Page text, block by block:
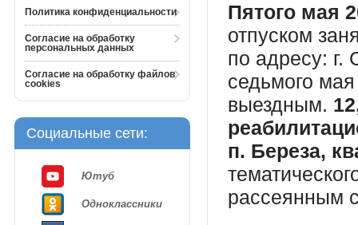
Политика конфиденциальности
Согласие на обработку
персональных данных
Согласие на обработку файлов
cookies
Социальные сети:
Ютуб
Одноклассники
Пятого мая
отпуском
по адресу:
седьмого
выездным.
п. Береза,
рассеянным